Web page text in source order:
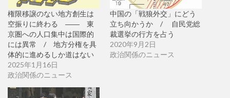
権限移譲のない地方創生は
空振りに終わる ―― 東
京圏への人口集中は国際的
には異常 / 地方分権を具
体的に進めるしか道はない
2025年1月16日
政治関係のニュース
中国の「戦狼外交」にどう
立ち向かうか / 自民党総
裁選挙の行方を占う
2020年9月2日
政治関係のニュース